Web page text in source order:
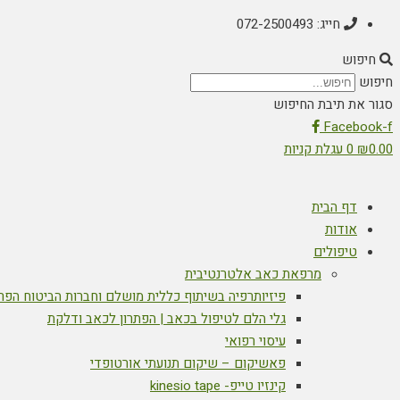
חייג: 072-2500493
חיפוש
חיפוש
סגור את תיבת החיפוש
Facebook-f
₪0.00
0 עגלת קניות
דף הבית
אודות
טיפולים
מרפאת כאב אלטרנטיבית
פיזיותרפיה בשיתוף כללית מושלם וחברות הביטוח
גלי הלם לטיפול בכאב | הפתרון לכאב ודלקת
עיסוי רפואי
פאשיקום – שיקום תנועתי אורטופדי
קינזיו טייפ- kinesio tape